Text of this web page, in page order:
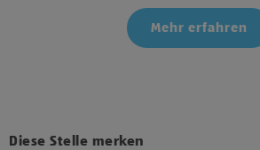
Mehr erfahren
Diese Stelle merken